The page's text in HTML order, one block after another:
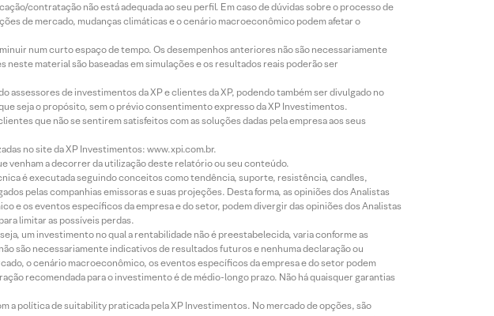
contratação não está adequada ao seu perfil. Em caso de dúvidas sobre o processo de
de mercado, mudanças climáticas e o cenário macroeconômico podem afetar o
num curto espaço de tempo. Os desempenhos anteriores não são necessariamente
material são baseadas em simulações e os resultados reais poderão ser
de investimentos da XP e clientes da XP, podendo também ser divulgado no
seja o propósito, sem o prévio consentimento expresso da XP Investimentos.
que não se sentirem satisfeitos com as soluções dadas pela empresa aos seus
no site da XP Investimentos: www.xpi.com.br.
venham a decorrer da utilização deste relatório ou seu conteúdo.
é executada seguindo conceitos como tendência, suporte, resistência, candles,
pelas companhias emissoras e suas projeções. Desta forma, as opiniões dos Analistas
e os eventos específicos da empresa e do setor, podem divergir das opiniões dos Analistas
limitar as possíveis perdas.
um investimento no qual a rentabilidade não é preestabelecida, varia conforme as
são necessariamente indicativos de resultados futuros e nenhuma declaração ou
o cenário macroeconômico, os eventos específicos da empresa e do setor podem
recomendada para o investimento é de médio-longo prazo. Não há quaisquer garantias
política de suitability praticada pela XP Investimentos. No mercado de opções, são